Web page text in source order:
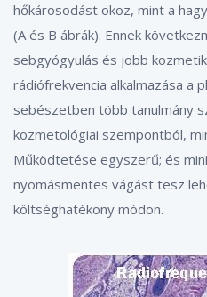
hőkárosodást okoz, mint a
(A és B ábrák). Ennek
sebgyógyulás és jobb
rádiófrekvencia alkalmazása a
sebészetben több tanulmány
kozmetológiai szempontból,
Működtetése egyszerű; és
nyomásmentes vágást tesz
költséghatékony módon.